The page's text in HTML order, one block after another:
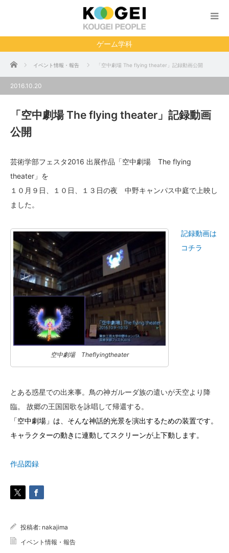
ゲーム学科
ホーム イベント情報・報告 「空中劇場 The flying theater」記録動画公開
2016.10.20
「空中劇場 The flying theater」記録動画
公開
芸術学部フェスタ2016 出展作品「空中劇場 The flying
theater」を
１０月９日、１０日、１３日の夜 中野キャンパス中庭で上映し
ました。
空中劇場 Theflyingtheater
記録動画は
コチラ
とある惑星での出来事。鳥の神ガルーダ族の遣いが天空より降
臨。 故郷の王国国歌を詠唱して帰還する。
「空中劇場」は、そんな神話的光景を演出するための装置です。
キャラクターの動きに連動してスクリーンが上下動します。
作品図録
投稿者: nakajima
イベント情報・報告